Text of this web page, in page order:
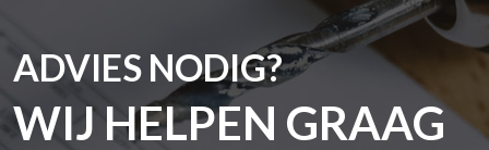
ADVIES NODIG?
WIJ HELPEN GRAAG